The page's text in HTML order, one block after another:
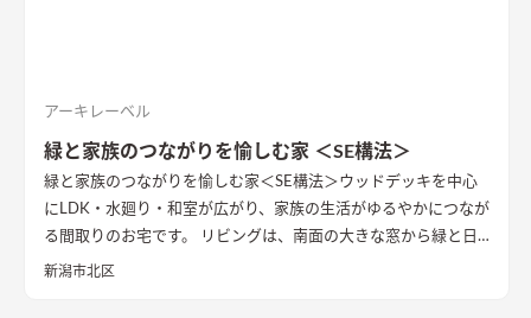
アーキレーベル
緑と家族のつながりを愉しむ家 ＜SE構法＞
緑と家族のつながりを愉しむ家＜SE構法＞ウッドデッキを中心
にLDK・水廻り・和室が広がり、家族の生活がゆるやかにつなが
る間取りのお宅です。 リビングは、南面の大きな窓から緑と日
差しをたっぷり取り入れられる開放的な空間で、多目的に使える
新潟市北区